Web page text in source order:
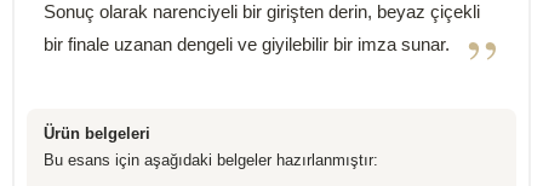
Sonuç olarak narenciyeli bir girişten derin, beyaz çiçekli
bir finale uzanan dengeli ve giyilebilir bir imza sunar.
”
Ürün belgeleri
Bu esans için aşağıdaki belgeler hazırlanmıştır: